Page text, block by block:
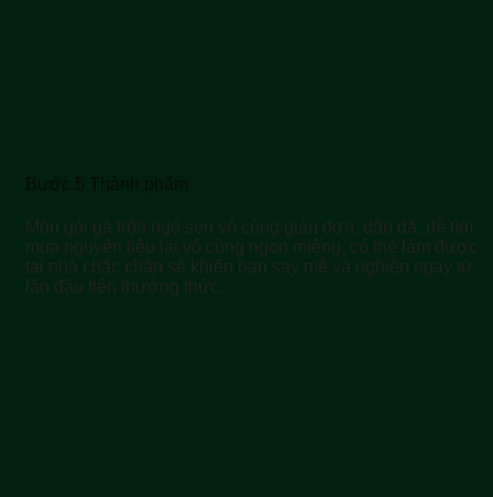
Bước 5 Thành phẩm
Món gỏi gà trộn ngó sen vô cùng giản đơn, dân dã, dễ tìm
mua nguyên liệu lại vô cùng ngon miệng, có thể làm được
tại nhà chắc chắn sẽ khiến bạn say mê và nghiện ngay từ
lần đầu tiên thưởng thức.